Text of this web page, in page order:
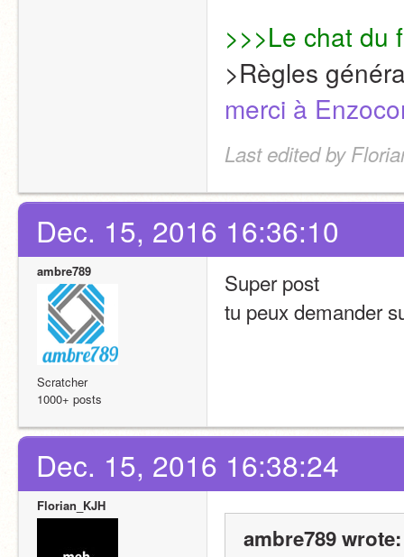
>>>Le chat du
>Règles
merci à
Last edited by
Dec. 15, 2016 16:36:10
ambre789
Scratcher
1000+ posts
Super post
tu peux demander
Dec. 15, 2016 16:38:24
Florian_KJH
ambre789 wrote: